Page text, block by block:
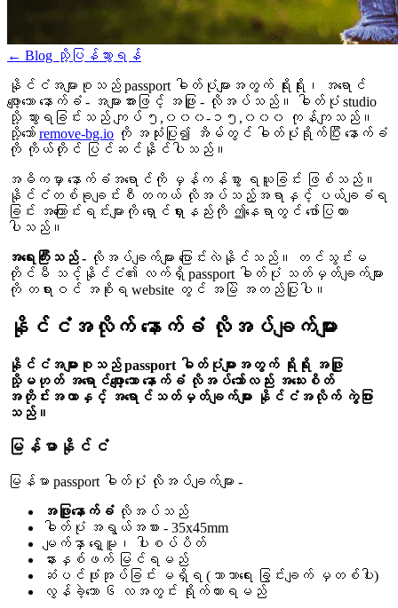
← Blog သို့ပြန်သွားရန်
နိုင်ငံအများစုသည် passport ဓါတ်ပုံများအတွက် ရိုးရိုး၊ အရောင်
ဖျော့သော နောက်ခံ - အများအားဖြင့် အဖြူ - လိုအပ်သည်။ ဓါတ်ပုံ studio
သို့ သွားရခြင်းသည် ကျပ် ၅,၀၀၀-၁၅,၀၀၀ ကုန်ကျသည်။
သို့သော် remove-bg.io ကို အသုံးပြု၍ အိမ်တွင် ဓါတ်ပုံရိုက်ပြီး နောက်ခံ
ကို ကိုယ်တိုင် ပြင်ဆင်နိုင်ပါသည်။
အဓိကမှာ နောက်ခံအရောင်ကို မှန်ကန်စွာ ရယူခြင်း ဖြစ်သည်။
နိုင်ငံတစ်ခုချင်းစီ တကယ် လိုအပ်သည့်အရာနှင့် ပယ်ချခံရ
ခြင်း အကြောင်းရင်းများကို ရှောင်ရှားနည်းကို ဤနေရာတွင် ဖော်ပြထား
ပါသည်။
အရေးကြီးသည် - လိုအပ်ချက်များ ပြောင်းလဲနိုင်သည်။ တင်သွင်းမ
တိုင်မီ သင့်နိုင်ငံ၏ လက်ရှိ passport ဓါတ်ပုံ သတ်မှတ်ချက်များ
ကို တရားဝင် အစိုးရ website တွင် အမြဲ အတည်ပြုပါ။
နိုင်ငံအလိုက် နောက်ခံ လိုအပ်ချက်များ
နိုင်ငံအများစုသည် passport ဓါတ်ပုံများအတွက် ရိုးရိုး အဖြူ
သို့မဟုတ် အရောင်ဖျော့သော နောက်ခံ လိုအပ်သော်လည်း အသေးစိတ်
အတိုင်းအတာနှင့် အရောင်သတ်မှတ်ချက်များ နိုင်ငံအလိုက် ကွဲပြား
သည်။
မြန်မာနိုင်ငံ
မြန်မာ passport ဓါတ်ပုံ လိုအပ်ချက်များ -
အဖြူနောက်ခံလိုအပ်သည်
ဓါတ်ပုံ အရွယ်အစား - 35x45mm
မျက်နှာ ရှေ့မူ၊ ပါးစပ်ပိတ်
နားနှစ်ဖက် မြင်ရမည်
ဆံပင်ဖုံးအုပ်ခြင်း မရှိရ (ဘာသာရေး ခြွင်းချက် မှတစ်ပါး)
လွန်ခဲ့သော ၆ လအတွင်း ရိုက်ထားရမည်